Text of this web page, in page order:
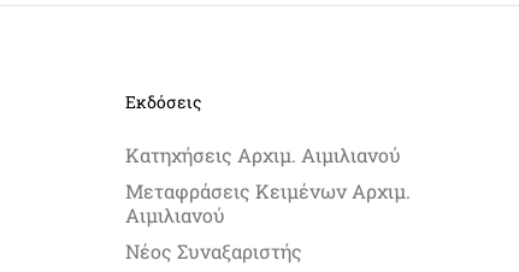
Εκδόσεις
Κατηχήσεις Αρχιμ. Αιμιλιανού
Μεταφράσεις Κειμένων Αρχιμ.
Αιμιλιανού
Νέος Συναξαριστής